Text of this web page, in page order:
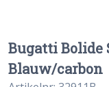
Bugatti Bolide
Blauw/carbon